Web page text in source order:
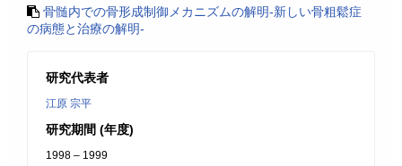
骨髄内での骨形成制御メカニズムの解明-新しい骨粗鬆症
の病態と治療の解明-
研究代表者
江原 宗平
研究期間 (年度)
1998 – 1999